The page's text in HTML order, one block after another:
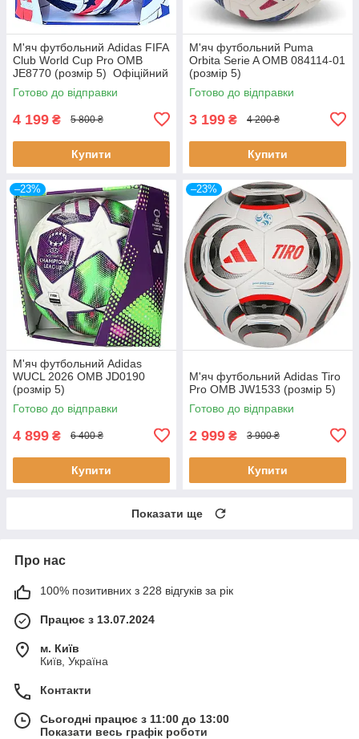
М'яч футбольний Adidas FIFA
Club World Cup Pro OMB
JE8770 (розмір 5) Офіційний
м'яч Чемпіонату світу в США
Готово до відправки
4 199 ₴ 5 800 ₴
Купити
М'яч футбольний Puma
Orbita Serie A OMB 084114-01
(розмір 5)
Готово до відправки
3 199 ₴ 4 200 ₴
Купити
–23%
М'яч футбольний Adidas
WUCL 2026 OMB JD0190
(розмір 5)
Готово до відправки
4 899 ₴ 6 400 ₴
Купити
–23%
М'яч футбольний Adidas Tiro
Pro OMB JW1533 (розмір 5)
Готово до відправки
2 999 ₴ 3 900 ₴
Купити
Показати ще
Про нас
100% позитивних з 228 відгуків за рік
Працює з 13.07.2024
м. Київ
Київ, Україна
Контакти
Сьогодні працює з 11:00 до 13:00
Показати весь графік роботи